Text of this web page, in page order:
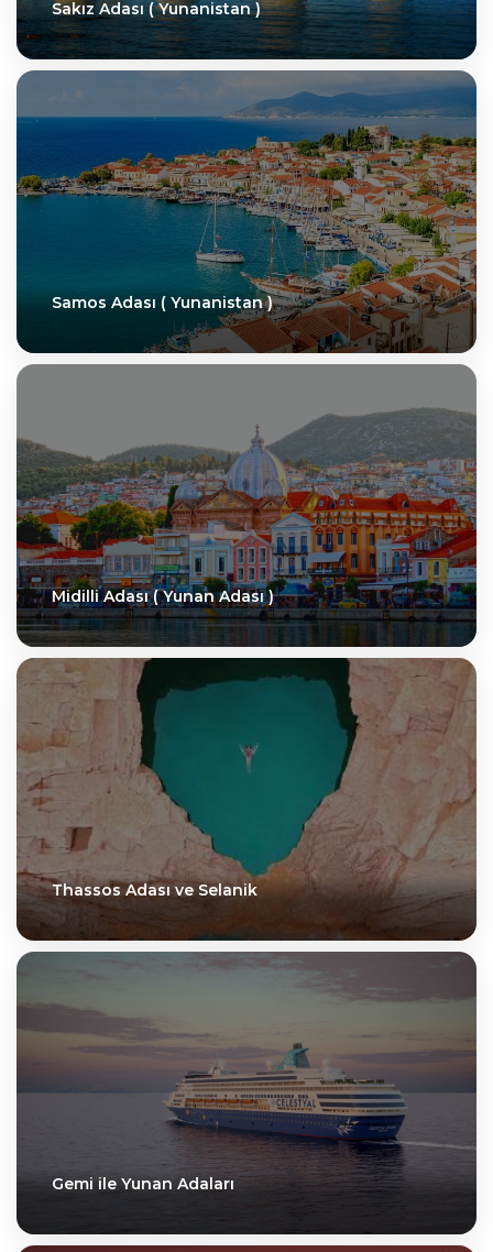
Sakız Adası ( Yunanistan )
Samos Adası ( Yunanistan )
Midilli Adası ( Yunan Adası )
Thassos Adası ve Selanik
Gemi ile Yunan Adaları